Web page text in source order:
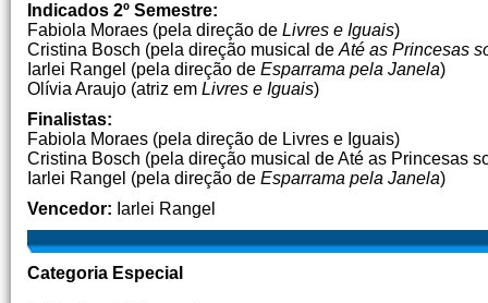
Indicados 2º Semestre:
Fabiola Moraes (pela direção de Livres e Iguais)
Cristina Bosch (pela direção musical de Até as Princesas
Iarlei Rangel (pela direção de Esparrama pela Janela)
Olívia Araujo (atriz em Livres e Iguais)
Finalistas:
Fabiola Moraes (pela direção de Livres e Iguais)
Cristina Bosch (pela direção musical de Até as Princesas
Iarlei Rangel (pela direção de Esparrama pela Janela)
Vencedor: Iarlei Rangel
Categoria Especial